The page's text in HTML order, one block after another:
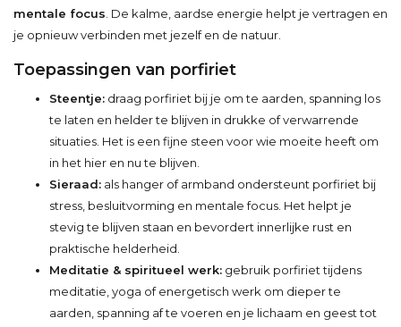
mentale focus . De kalme, aardse energie helpt je vertragen en
je opnieuw verbinden met jezelf en de natuur.
Toepassingen van porfiriet
Steentje: draag porfiriet bij je om te aarden, spanning los
te laten en helder te blijven in drukke of verwarrende
situaties. Het is een fijne steen voor wie moeite heeft om
in het hier en nu te blijven.
Sieraad: als hanger of armband ondersteunt porfiriet bij
stress, besluitvorming en mentale focus. Het helpt je
stevig te blijven staan en bevordert innerlijke rust en
praktische helderheid.
Meditatie & spiritueel werk: gebruik porfiriet tijdens
meditatie, yoga of energetisch werk om dieper te
aarden, spanning af te voeren en je lichaam en geest tot